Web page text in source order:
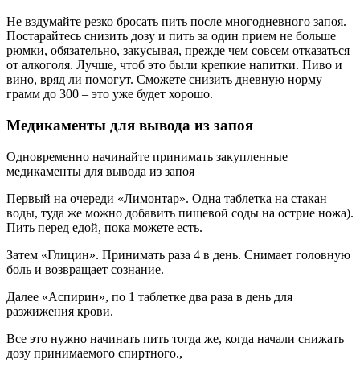
Не вздумайте резко бросать пить после многодневного запоя.
Постарайтесь снизить дозу и пить за один прием не больше
рюмки, обязательно, закусывая, прежде чем совсем отказаться
от алкоголя. Лучше, чтоб это были крепкие напитки. Пиво и
вино, вряд ли помогут. Сможете снизить дневную норму
грамм до 300 – это уже будет хорошо.
Медикаменты для вывода из запоя
Одновременно начинайте принимать закупленные
медикаменты для вывода из запоя
Первый на очереди «Лимонтар». Одна таблетка на стакан
воды, туда же можно добавить пищевой соды на острие ножа).
Пить перед едой, пока можете есть.
Затем «Глицин». Принимать раза 4 в день. Снимает головную
боль и возвращает сознание.
Далее «Аспирин», по 1 таблетке два раза в день для
разжижения крови.
Все это нужно начинать пить тогда же, когда начали снижать
дозу принимаемого спиртного.,